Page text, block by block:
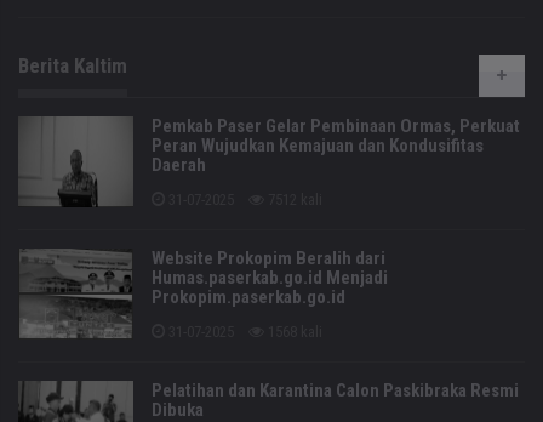
Berita Kaltim
Pemkab Paser Gelar Pembinaan Ormas, Perkuat
Peran Wujudkan Kemajuan dan Kondusifitas
Daerah
Website Prokopim Beralih dari
Humas.paserkab.go.id Menjadi
Prokopim.paserkab.go.id
Pelatihan dan Karantina Calon Paskibraka Resmi
Dibuka